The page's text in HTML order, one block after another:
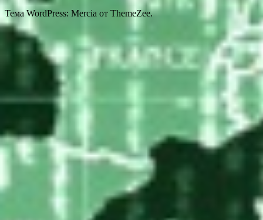
Тема WordPress: Mercia от ThemeZee.